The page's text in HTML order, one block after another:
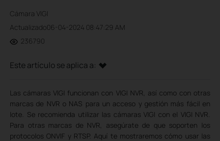
Cámara VIGI
Actualizado06-04-2024 08:47:29 AM
236790
Este artículo se aplica a:
Las cámaras VIGI funcionan con VIGI NVR, así como con otras
marcas de NVR o NAS para un acceso y gestión más fácil en
lote. Se recomienda utilizar las cámaras VIGI con el VIGI NVR.
Para otras marcas de NVR, asegúrate de que soporten los
protocolos ONVIF y RTSP. Aquí te mostraremos cómo usar las